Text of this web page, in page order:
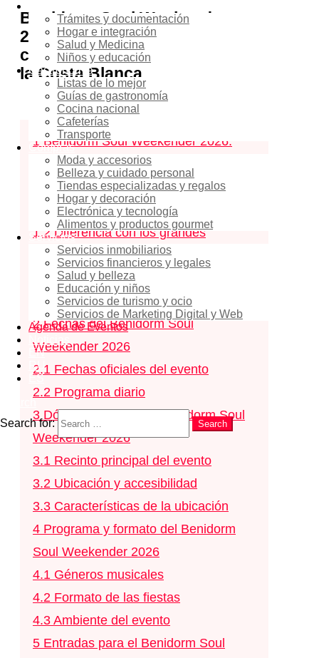
Trámites y documentación
Hogar e integración
Salud y Medicina
Niños y educación
Gastronomía
Listas de lo mejor
Guías de gastronomía
Cocina nacional
Cafeterías
Transporte
Compras
Moda y accesorios
Belleza y cuidado personal
Tiendas especializadas y regalos
Hogar y decoración
Electrónica y tecnología
Alimentos y productos gourmet
Servicios
Servicios inmobiliarios
Servicios financieros y legales
Salud y belleza
Educación y niños
Servicios de turismo y ocio
Servicios de Marketing Digital y Web
Agenda de Eventos
Noticias
EN
RU
ES
Search for:
Search
Benidorm Soul Weekender
2026: fechas, programa y
calendario del festival soul en
la Costa Blanca
Содержание скрыть
1 Benidorm Soul Weekender 2026:
fechas, programa y calendario del
festival soul en la Costa Blanca
1.1 Formato del fin de semana musical
1.2 Diferencia con los grandes
festivales de música
1.3 Público del evento
1.4 Ambiente y estilo del evento
2 Fechas del Benidorm Soul
Weekender 2026
2.1 Fechas oficiales del evento
2.2 Programa diario
3 Dónde se celebra el Benidorm Soul
Weekender 2026
3.1 Recinto principal del evento
3.2 Ubicación y accesibilidad
3.3 Características de la ubicación
4 Programa y formato del Benidorm
Soul Weekender 2026
4.1 Géneros musicales
4.2 Formato de las fiestas
4.3 Ambiente del evento
5 Entradas para el Benidorm Soul